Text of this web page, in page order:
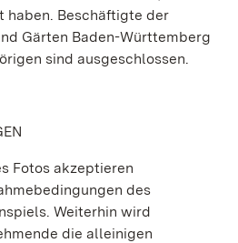
haben. Beschäftigte der
Gärten Baden-Württemberg
sind ausgeschlossen.
Fotos akzeptieren
des
Weiterhin wird
die alleinigen